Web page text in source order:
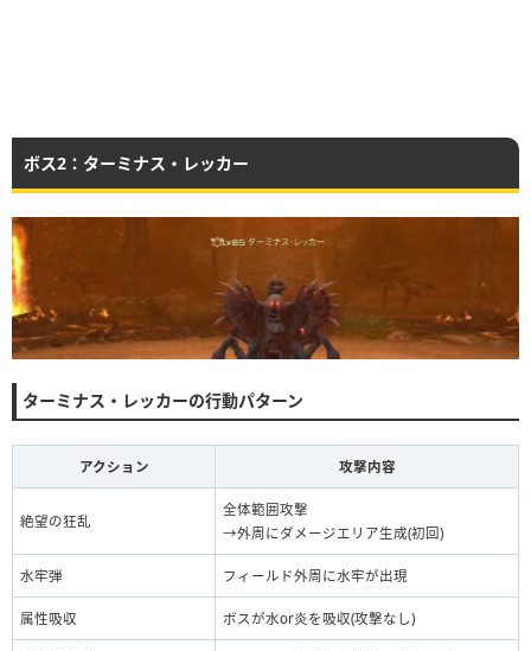
ボス2：ターミナス・レッカー
ターミナス・レッカーの行動パターン
アクション 攻撃内容
絶望の狂乱
全体範囲攻撃
→外周にダメージエリア生成(初回)
水牢弾 フィールド外周に水牢が出現
属性吸収 ボスが水or炎を吸収(攻撃なし)